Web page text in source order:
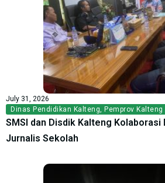
July 31, 2026
Dinas Pendidikan Kalteng, Pemprov Kalteng
SMSI dan Disdik Kalteng
Jurnalis Sekolah